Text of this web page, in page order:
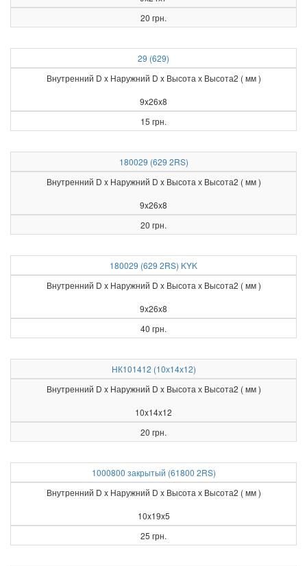
20 грн.
29 (629)
Внутренний D x Наружний D x Высота х Высота2 ( мм )
9x26x8
15 грн.
180029 (629 2RS)
Внутренний D x Наружний D x Высота х Высота2 ( мм )
9x26x8
20 грн.
180029 (629 2RS) KYK
Внутренний D x Наружний D x Высота х Высота2 ( мм )
9x26x8
40 грн.
НК101412 (10х14х12)
Внутренний D x Наружний D x Высота х Высота2 ( мм )
10x14x12
20 грн.
1000800 закрытый (61800 2RS)
Внутренний D x Наружний D x Высота х Высота2 ( мм )
10x19x5
25 грн.